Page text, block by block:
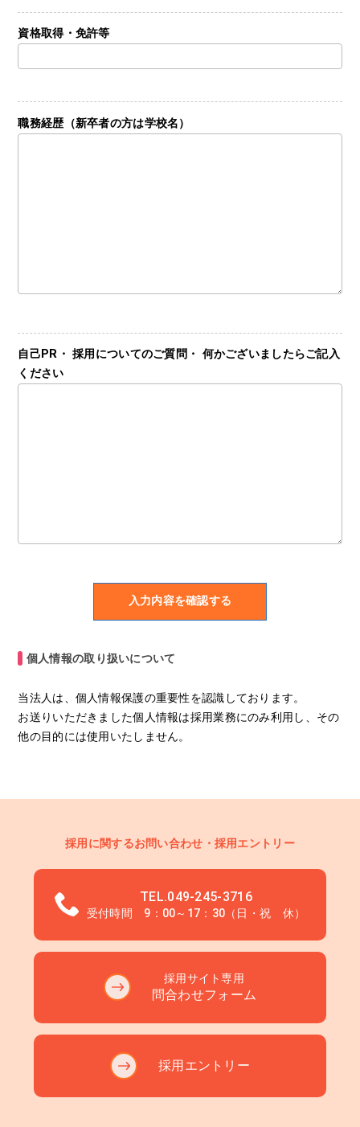
資格取得・免許等
職務経歴（新卒者の方は学校名）
自己PR・ 採用についてのご質問・ 何かございましたらご記入
ください
個人情報の取り扱いについて
当法人は、個人情報保護の重要性を認識しております。
お送りいただきました個人情報は採用業務にのみ利用し、その
他の目的には使用いたしません。
採用に関するお問い合わせ・採用エントリー
TEL.049-245-3716
受付時間 9：00～17：30（日・祝 休）
採用サイト専用
問合わせフォーム
採用エントリー